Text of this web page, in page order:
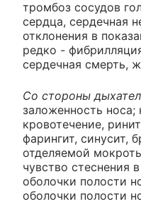
тромбоз сосудов
сердца, сердечная
отклонения в
редко -
сердечная смерть,
Со стороны
заложенность носа;
кровотечение,
фарингит, синусит,
отделяемой
чувство стеснения
оболочки полости
оболочки полости